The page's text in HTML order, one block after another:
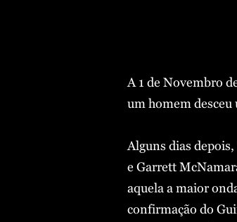
A 1 de Novembro
um homem desceu
Alguns dias
e Garrett
aquela a maior
confirmação do